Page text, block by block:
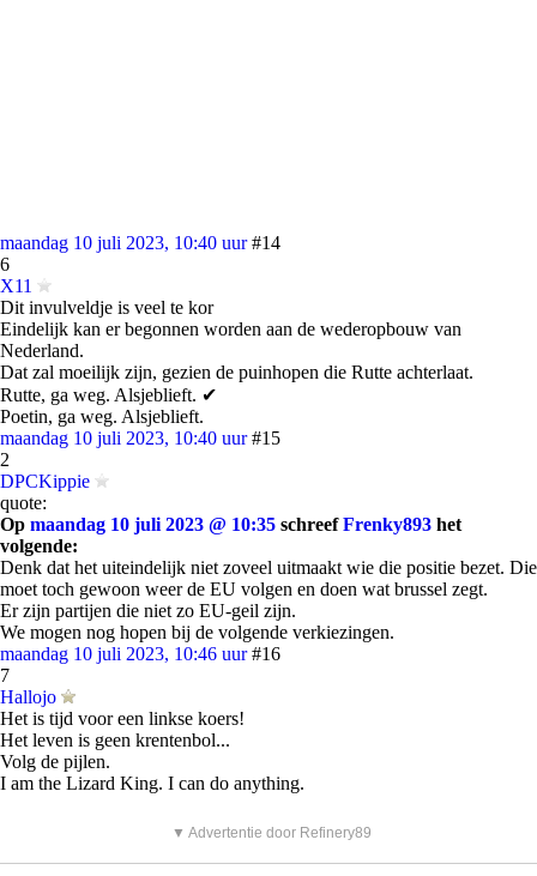
maandag 10 juli 2023, 10:40 uur #14
6
X11
Dit invulveldje is veel te kor
Eindelijk kan er begonnen worden aan de wederopbouw van
Nederland.
Dat zal moeilijk zijn, gezien de puinhopen die Rutte achterlaat.
Rutte, ga weg. Alsjeblieft. ✔
Poetin, ga weg. Alsjeblieft.
maandag 10 juli 2023, 10:40 uur #15
2
DPCKippie
quote:
Op maandag 10 juli 2023 @ 10:35 schreefFrenky893 het
volgende:
Denk dat het uiteindelijk niet zoveel uitmaakt wie die positie bezet. Die
moet toch gewoon weer de EU volgen en doen wat brussel zegt.
Er zijn partijen die niet zo EU-geil zijn.
We mogen nog hopen bij de volgende verkiezingen.
maandag 10 juli 2023, 10:46 uur #16
7
Hallojo
Het is tijd voor een linkse koers!
Het leven is geen krentenbol...
Volg de pijlen.
I am the Lizard King. I can do anything.
▼ Advertentie door Refinery89